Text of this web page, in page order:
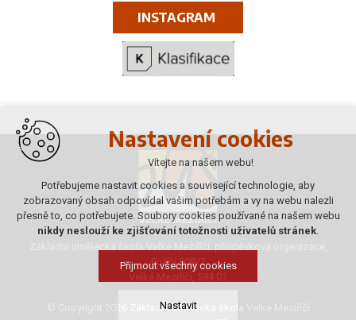
INSTAGRAM
Poříčí 808/7
© Copyright 2026 Základní umělecká škola Velké Meziříčí
Nastavení cookies
Vítejte na našem webu!
Potřebujeme nastavit cookies a související technologie, aby
zobrazovaný obsah odpovídal vašim potřebám a vy na webu nalezli
přesně to, co potřebujete. Soubory cookies používané na našem webu
nikdy neslouží ke zjišťování totožnosti uživatelů stránek.
Přijmout všechny cookies
Nastavit